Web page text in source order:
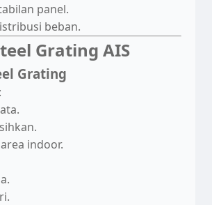
panel.
beban.
Grating AIS
Grating
indoor.